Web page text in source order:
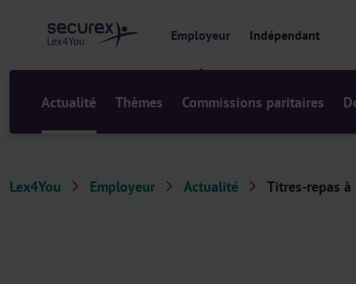
Employeur Indépendant
Actualité Thèmes Commissions paritaires
Lex4You Employeur Actualité Titres-repas